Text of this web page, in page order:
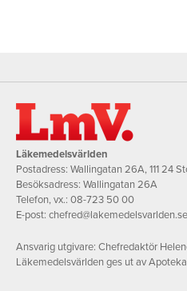
Läkemedelsvärlden
Postadress: Wallingatan 26A, 111 24
Besöksadress: Wallingatan 26A
Telefon, vx.: 08-723 50 00
E-post: chefred@lakemedelsvarlden.se
Ansvarig utgivare: Chefredaktör
Läkemedelsvärlden ges ut av